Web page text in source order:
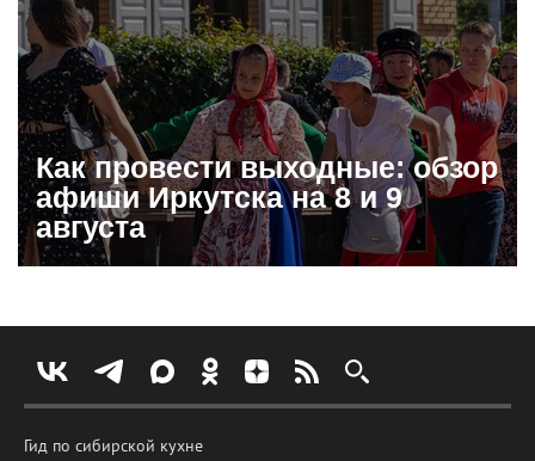
Как провести выходные: обзор
афиши Иркутска на 8 и 9
августа
Гид по сибирской кухне